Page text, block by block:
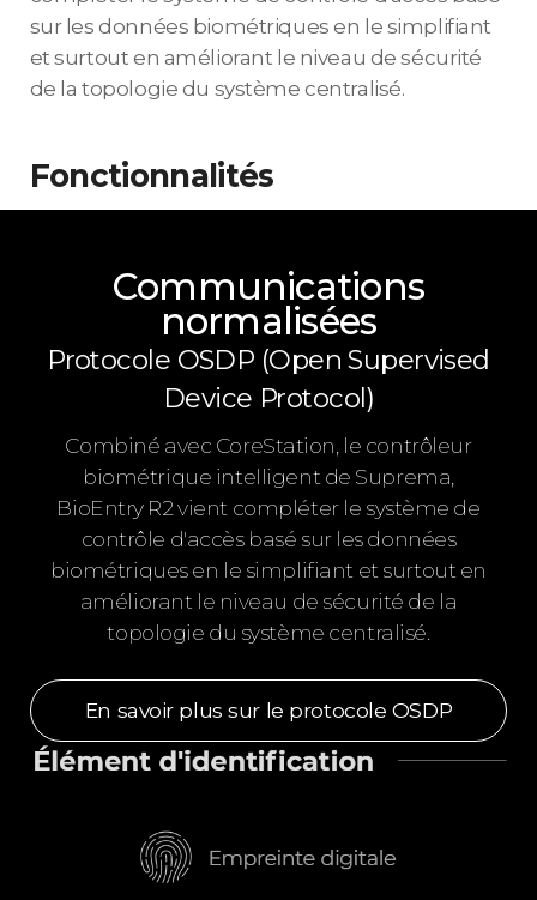
sur les données biométriques en le simplifiant
et surtout en améliorant le niveau de sécurité
de la topologie du système centralisé.
Fonctionnalités
Communications
normalisées
Protocole OSDP (Open Supervised
Device Protocol)
Combiné avec CoreStation, le contrôleur
biométrique intelligent de Suprema,
BioEntry R2 vient compléter le système de
contrôle d'accès basé sur les données
biométriques en le simplifiant et surtout en
améliorant le niveau de sécurité de la
topologie du système centralisé.
En savoir plus sur le protocole OSDP